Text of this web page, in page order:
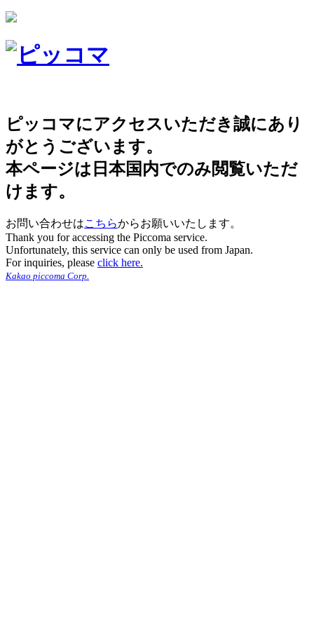
ピッコマにアクセスいただき誠にあり
がとうございます。
本ページは日本国内でのみ閲覧いただ
けます。
お問い合わせはこちらからお願いいたします。
Thank you for accessing the Piccoma service.
Unfortunately, this service can only be used from Japan.
For inquiries, please click here.
Kakao piccoma Corp.